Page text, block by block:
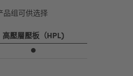
品组可供选择
高壓層壓板（HPL)
⏺